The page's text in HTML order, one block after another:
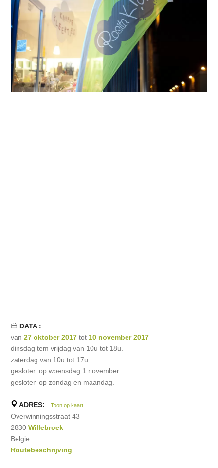
DATA :
van27 oktober 2017 tot10 november 2017
dinsdag tem vrijdag van 10u tot 18u.
zaterdag van 10u tot 17u.
gesloten op woensdag 1 november.
gesloten op zondag en maandag.
ADRES: Toon op kaart
Overwinningsstraat 43
2830Willebroek
Belgie
Routebeschrijving